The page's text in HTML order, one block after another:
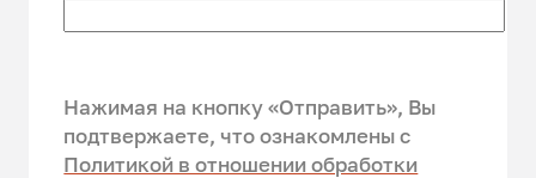
Нажимая на кнопку «Отправить», Вы
подтвержаете, что ознакомлены c
Политикой в отношении обработки